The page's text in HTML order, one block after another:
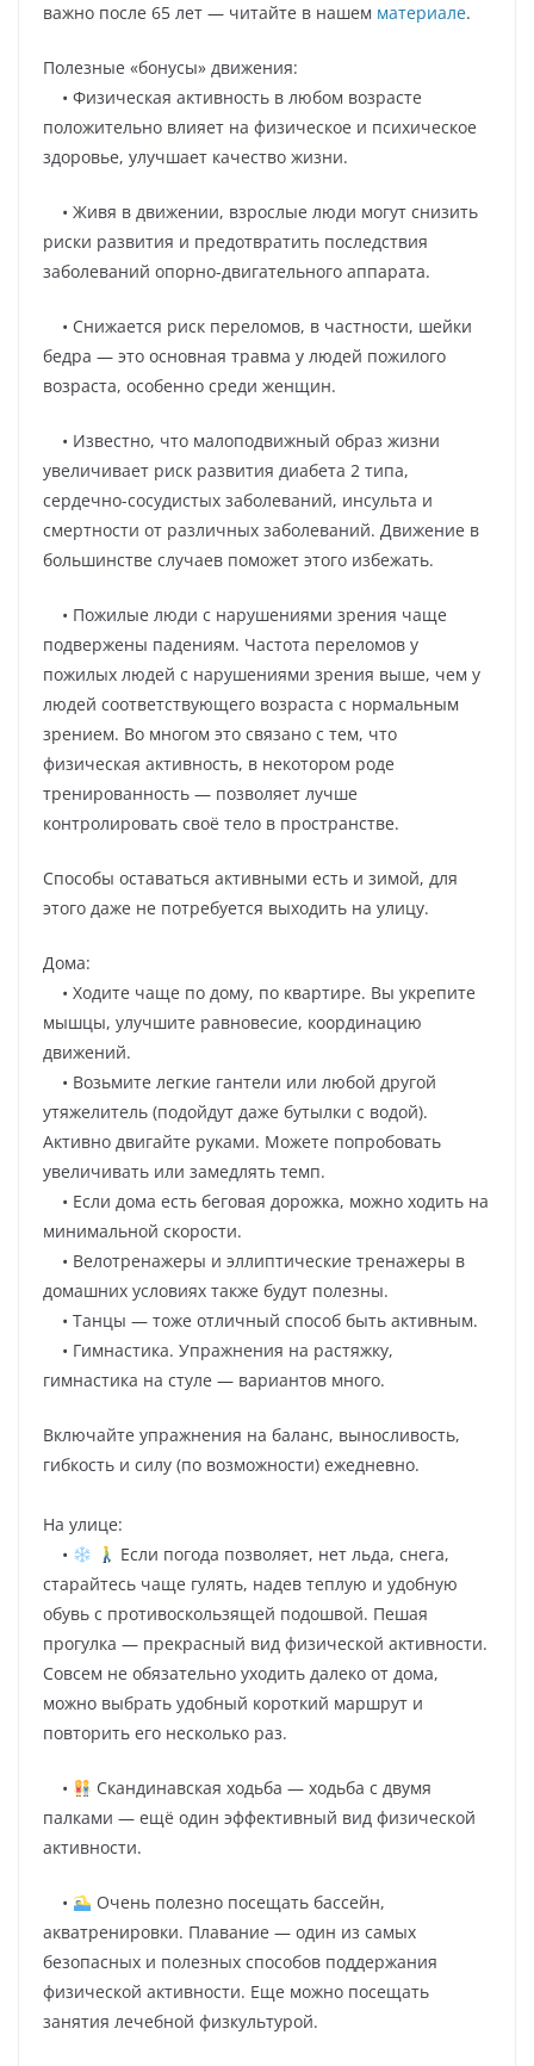
важно после 65 лет — читайте в нашем материале.
Полезные «бонусы» движения:
• Физическая активность в любом возрасте
положительно влияет на физическое и психическое
здоровье, улучшает качество жизни.
• Живя в движении, взрослые люди могут снизить
риски развития и предотвратить последствия
заболеваний опорно-двигательного аппарата.
• Снижается риск переломов, в частности, шейки
бедра — это основная травма у людей пожилого
возраста, особенно среди женщин.
• Известно, что малоподвижный образ жизни
увеличивает риск развития диабета 2 типа,
сердечно-сосудистых заболеваний, инсульта и
смертности от различных заболеваний. Движение в
большинстве случаев поможет этого избежать.
• Пожилые люди с нарушениями зрения чаще
подвержены падениям. Частота переломов у
пожилых людей с нарушениями зрения выше, чем у
людей соответствующего возраста с нормальным
зрением. Во многом это связано с тем, что
физическая активность, в некотором роде
тренированность — позволяет лучше
контролировать своё тело в пространстве.
Способы оставаться активными есть и зимой, для
этого даже не потребуется выходить на улицу.
Дома:
• Ходите чаще по дому, по квартире. Вы укрепите
мышцы, улучшите равновесие, координацию
движений.
• Возьмите легкие гантели или любой другой
утяжелитель (подойдут даже бутылки с водой).
Активно двигайте руками. Можете попробовать
увеличивать или замедлять темп.
• Если дома есть беговая дорожка, можно ходить на
минимальной скорости.
• Велотренажеры и эллиптические тренажеры в
домашних условиях также будут полезны.
• Танцы — тоже отличный способ быть активным.
• Гимнастика. Упражнения на растяжку,
гимнастика на стуле — вариантов много.
Включайте упражнения на баланс, выносливость,
гибкость и силу (по возможности) ежедневно.
На улице:
•
Если погода позволяет, нет льда, снега,
старайтесь чаще гулять, надев теплую и удобную
обувь с противоскользящей подошвой. Пешая
прогулка — прекрасный вид физической активности.
Совсем не обязательно уходить далеко от дома,
можно выбрать удобный короткий маршрут и
повторить его несколько раз.
•
Скандинавская ходьба — ходьба с двумя
палками — ещё один эффективный вид физической
активности.
•
Очень полезно посещать бассейн,
акватренировки. Плавание — один из самых
безопасных и полезных способов поддержания
физической активности. Еще можно посещать
занятия лечебной физкультурой.